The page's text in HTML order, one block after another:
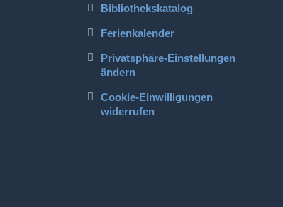
Bibliothekskatalog
Ferienkalender
Privatsphäre-Einstellungen
ändern
Cookie-Einwilligungen
widerrufen